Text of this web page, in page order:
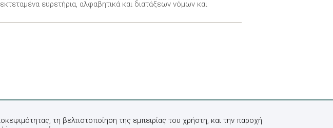
ευρετήρια, αλφαβητικά και διατάξεων νόμων και
τη βελτιστοποίηση της εμπειρίας του χρήστη, και την παροχή